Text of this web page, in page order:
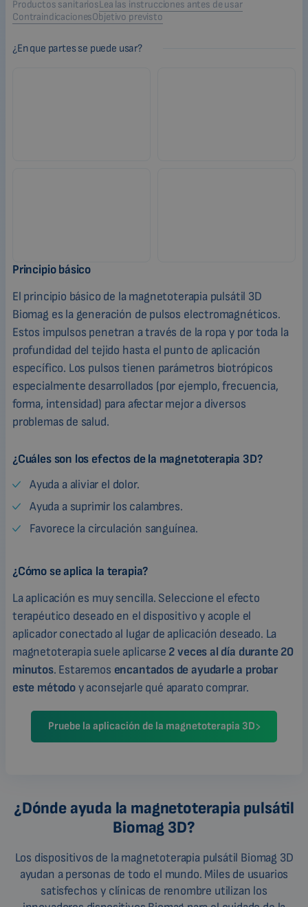
Productos sanitariosLea las instrucciones antes de usar
ContraindicacionesObjetivo previsto
¿En que partes se puede usar?
Principio básico
El principio básico de la magnetoterapia pulsátil 3D
Biomag es la generación de pulsos electromagnéticos.
Estos impulsos penetran a través de la ropa y por toda la
profundidad del tejido hasta el punto de aplicación
específico. Los pulsos tienen parámetros biotrópicos
especialmente desarrollados (por ejemplo, frecuencia,
forma, intensidad) para afectar mejor a diversos
problemas de salud.
¿Cuáles son los efectos de la magnetoterapia 3D?
Ayuda a aliviar el dolor.
Ayuda a suprimir los calambres.
Favorece la circulación sanguínea.
¿Cómo se aplica la terapia?
La aplicación es muy sencilla. Seleccione el efecto
terapéutico deseado en el dispositivo y acople el
aplicador conectado al lugar de aplicación deseado. La
magnetoterapia suele aplicarse 2 veces al día durante 20
minutos. Estaremos encantados de ayudarle a probar
este métodoy aconsejarle qué aparato comprar.
Pruebe la aplicación de la magnetoterapia 3D
¿Dónde ayuda la magnetoterapia pulsátil
Biomag 3D?
Los dispositivos de la magnetoterapia pulsátil Biomag 3D
ayudan a personas de todo el mundo. Miles de usuarios
satisfechos y clínicas de renombre utilizan los